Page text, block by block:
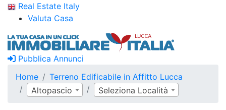
Real Estate Italy
Valuta Casa
Pubblica Annunci
Home
Terreno Edificabile in Affitto Lucca
Altopascio
Seleziona Località